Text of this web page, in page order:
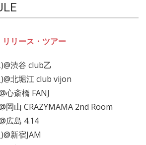
リリース・ツアー
渋谷 club乙
北堀江 club vijon
心斎橋 FANJ
岡山 CRAZYMAMA 2nd Room
広島 4.14
新宿JAM